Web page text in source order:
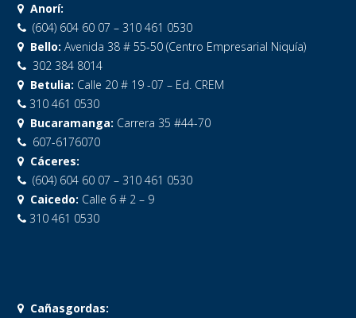
Anorí:
(604) 604 60 07 – 310 461 0530
Bello: Avenida 38 # 55-50 (Centro Empresarial Niquía)
302 384 8014
Betulia: Calle 20 # 19 -07 – Ed. CREM
310 461 0530
Bucaramanga: Carrera 35 #44-70
607-6176070
Cáceres:
(604) 604 60 07 – 310 461 0530
Caicedo: Calle 6 # 2 – 9
310 461 0530
Cañasgordas: